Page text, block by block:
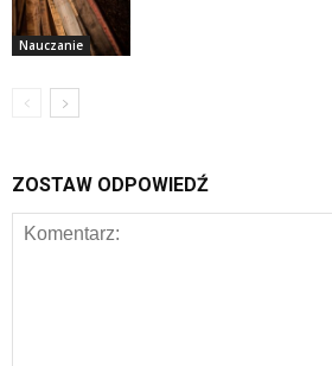
Nauczanie
ZOSTAW ODPOWIEDŹ